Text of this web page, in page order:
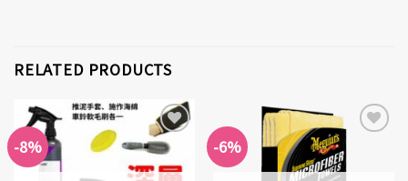
RELATED PRODUCTS
-8%
Add to
Wishlist
-6%